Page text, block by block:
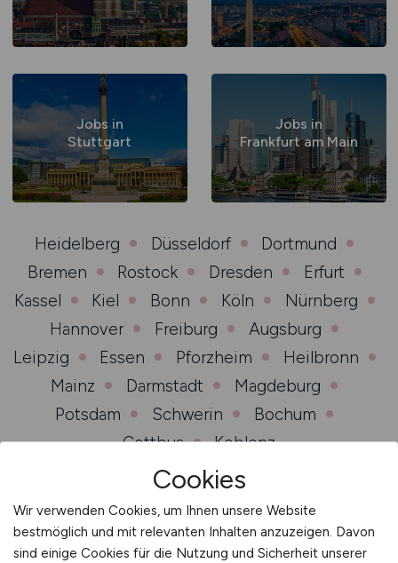
Jobs in
Stuttgart
Jobs in
Frankfurt am Main
Heidelberg Düsseldorf
Dortmund
Bremen
Rostock Dresden
Erfurt
Kassel
Kiel Bonn Köln
Nürnberg
Hannover
Freiburg
Augsburg
Leipzig
Essen Pforzheim
Heilbronn
Mainz
Darmstadt
Magdeburg
Potsdam
Schwerin
Bochum
Cottbus
Koblenz
Jobs per Mail
Cookies
Wir verwenden Cookies, um Ihnen unsere Website
bestmöglich und mit relevanten Inhalten anzuzeigen. Davon
sind einige Cookies für die Nutzung und Sicherheit unserer